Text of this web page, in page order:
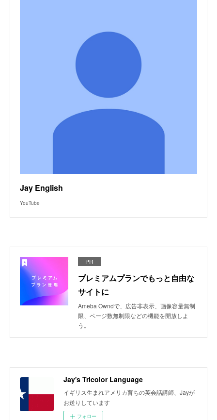
Jay English
YouTube
PR
プレミアムプランでもっと自由な
サイトに
Ameba Owndで、広告非表示、画像容量無制
限、ページ数無制限などの機能を開放しよ
う。
Jay's Tricolor Language
イギリス生まれアメリカ育ちの英会話講師、Jayが
お送りしています
フォロー